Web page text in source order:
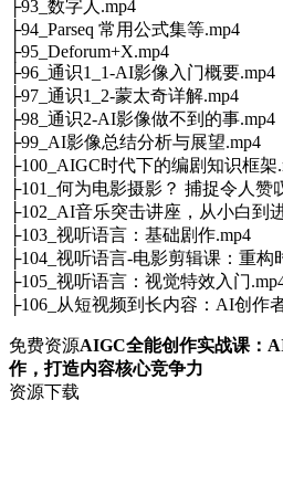
├93_数字人.mp4
├94_Parseq 常用公式集等.mp4
├95_Deforum+X.mp4
├96_通识1_1-AI影像入门概要.mp4
├97_通识1_2-蒙太奇详解.mp4
├98_通识2-AI影像做不到的事.mp4
├99_AI影像总结分析与展望.mp4
├100_AIGC时代下的编剧知识框架
├101_何为电影摄影？ 捕捉令人赞
├102_AI音乐突击讲座，从小白到
├103_视听语言：基础剧作.mp4
├104_视听语言-电影剪辑课：重构
├105_视听语言：视觉特效入门
├106_从短视频到长内容：AI创作
免费资源AIGC全能创作实战课：
作，打造内容核心竞争力
资源下载